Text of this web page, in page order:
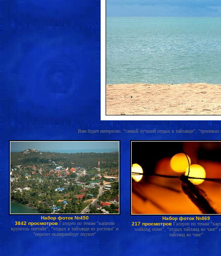
Вам будет интересно: "самый лучший отдых в тайланде",
Набор фоток №450
3842 просмотров Галереи по темам "капитан
врунгель паттайя", "отдых в тайланде из ростова" и
"перелет екатеринбург пхукет"
Набор фоток №469
217 просмотров Галереи по темам
walking street", "отдых тайланд ко чанг"
тайланд ко чанг"